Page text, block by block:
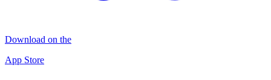
Download on the
App Store